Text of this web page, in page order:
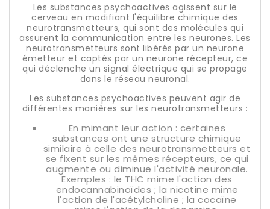
Les substances psychoactives agissent sur le
cerveau en modifiant l'équilibre chimique des
neurotransmetteurs, qui sont des molécules qui
assurent la communication entre les neurones. Les
neurotransmetteurs sont libérés par un neurone
émetteur et captés par un neurone récepteur, ce
qui déclenche un signal électrique qui se propage
dans le réseau neuronal.
Les substances psychoactives peuvent agir de
différentes manières sur les neurotransmetteurs :
En mimant leur action : certaines
substances ont une structure chimique
similaire à celle des neurotransmetteurs et
se fixent sur les mêmes récepteurs, ce qui
augmente ou diminue l'activité neuronale.
Exemples : le THC mime l'action des
endocannabinoïdes ; la nicotine mime
l'action de l'acétylcholine ; la cocaïne